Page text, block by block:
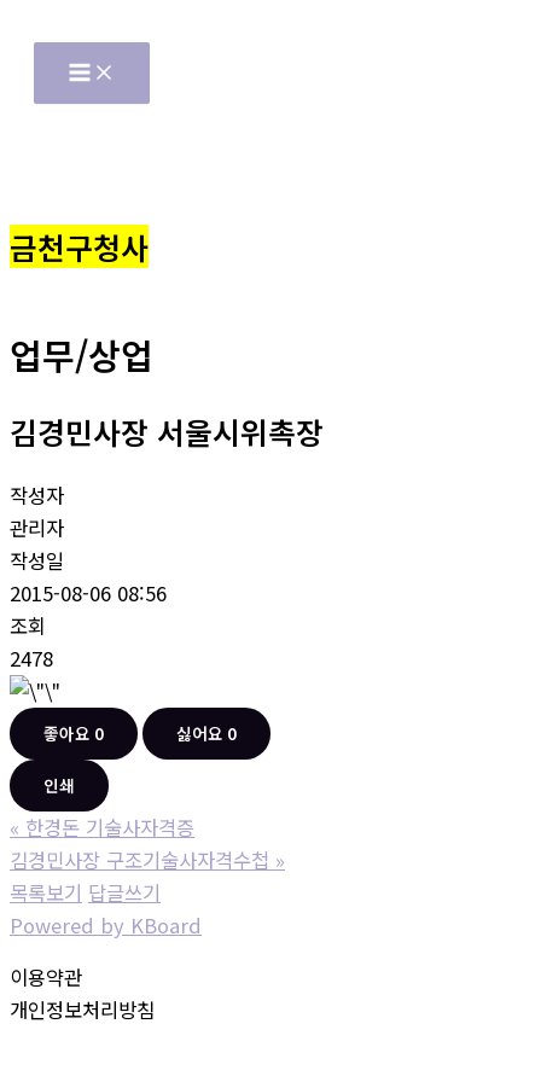
뛰
기
Main
Menu
금천구청사
업무/상업
김경민사장 서울시위촉장
작성자
관리자
작성일
2015-08-06 08:56
조회
2478
좋아요 0 싫어요 0
인쇄
« 한경돈 기술사자격증
김경민사장 구조기술사자격수첩 »
목록보기 답글쓰기
Powered by KBoard
이용약관
개인정보처리방침